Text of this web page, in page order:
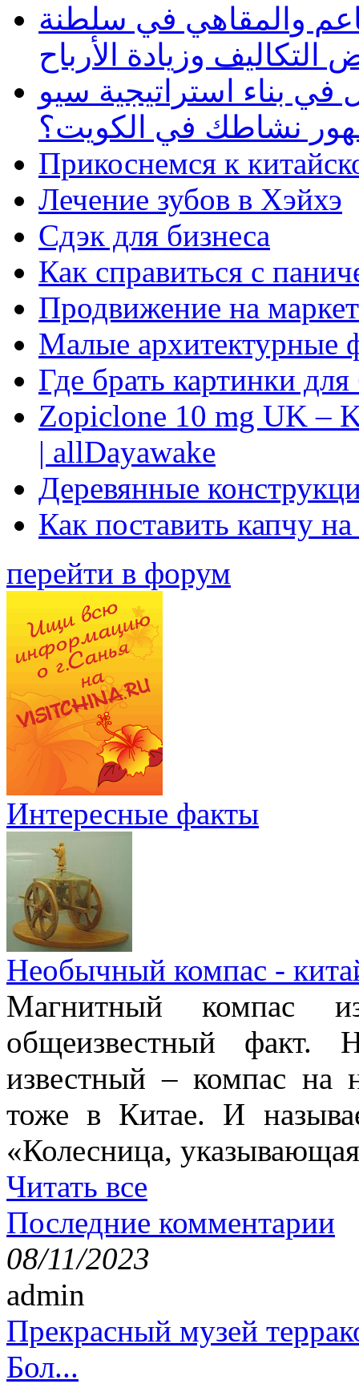
والمقاهي في سلطنة
وزيادة الأرباح
بناء استراتيجية سيو
نشاطك في الكويت؟
Прикоснемся к
Лечение зубов в Хэйхэ
Сдэк для бизнеса
Как справиться с
Продвижение на
Малые архитектурные
Где брать картинки
Zopiclone 10 mg UK –
| allDayawake
Деревянные
Как поставить капчу
перейти в форум
Интересные факты
Необычный компас -
Магнитный компас
общеизвестный факт.
известный – компас на
тоже в Китае. И
«Колесница,
Читать все
Последние комментарии
08/11/2023
admin
Прекрасный музей
Бол...